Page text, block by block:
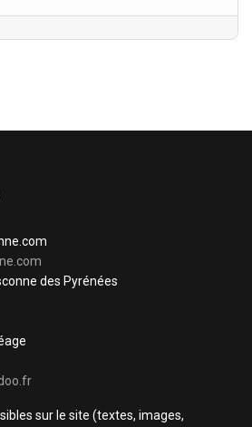
des Pyrénées
sur le site (textes, images,